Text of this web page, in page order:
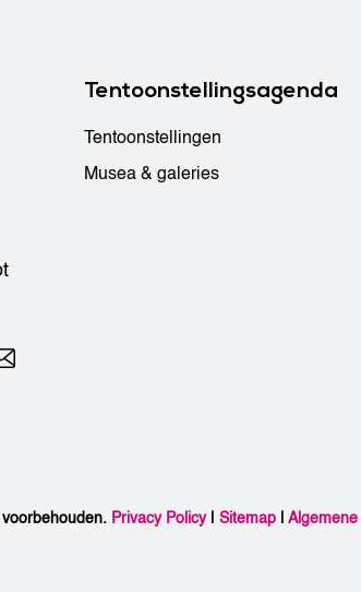
Tentoonstellingsagenda
Tentoonstellingen
Musea & galeries
Privacy Policy| Sitemap |